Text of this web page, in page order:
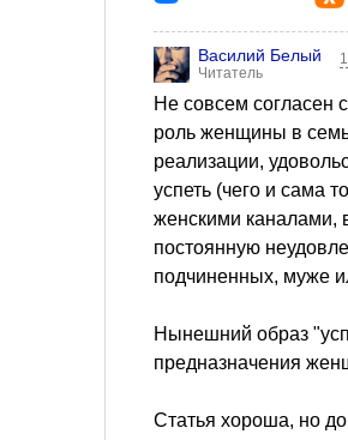
Василий Белый
Читатель
Не совсем согласен
роль женщины в
реализации,
успеть (чего и сама
женскими каналами,
постоянную
подчиненных, муже
Нынешний образ
предназначения
Статья хороша, но